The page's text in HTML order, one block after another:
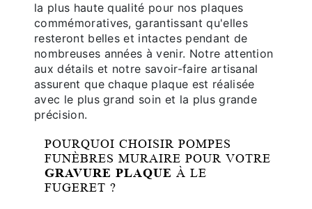
la plus haute qualité pour nos plaques
commémoratives, garantissant qu'elles
resteront belles et intactes pendant de
nombreuses années à venir. Notre attention
aux détails et notre savoir-faire artisanal
assurent que chaque plaque est réalisée
avec le plus grand soin et la plus grande
précision.
POURQUOI CHOISIR POMPES
FUNÈBRES MURAIRE POUR VOTRE
GRAVURE PLAQUE À LE
FUGERET ?